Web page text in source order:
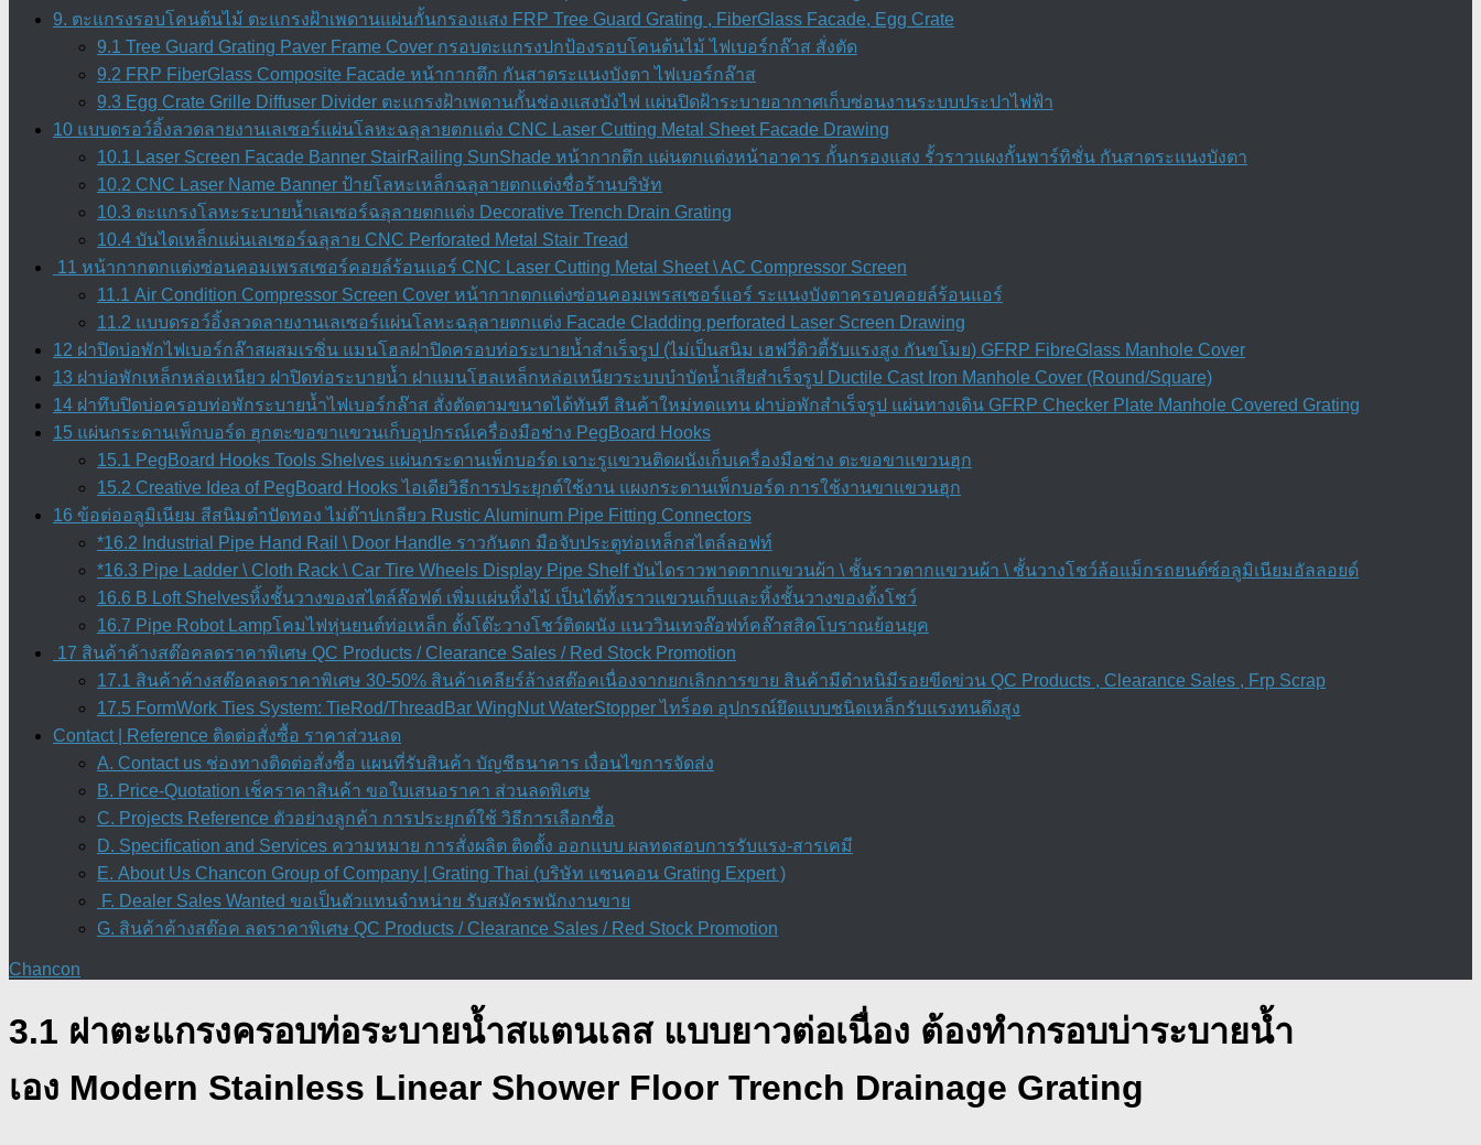
9. ตะแกรงรอบโคนต้นไม้ ตะแกรงฝ้าเพดานแผ่นกั้นกรองแสง FRP Tree Guard Grating , FiberGlass Facade, Egg Crate
9.1 Tree Guard Grating Paver Frame Cover กรอบตะแกรงปกป้องรอบโคนต้นไม้ ไฟเบอร์กล๊าส สั่งตัด
9.2 FRP FiberGlass Composite Facade หน้ากากตึก กันสาดระแนงบังตา ไฟเบอร์กล๊าส
9.3 Egg Crate Grille Diffuser Divider ตะแกรงฝ้าเพดานกั้นช่องแสงบังไฟ แผ่นปิดฝ้าระบายอากาศเก็บซ่อนงานระบบประปาไฟฟ้า
10 แบบดรอว์อิ้งลวดลายงานเลเซอร์แผ่นโลหะฉลุลายตกแต่ง CNC Laser Cutting Metal Sheet Facade Drawing
10.1 Laser Screen Facade Banner StairRailing SunShade หน้ากากตึก แผ่นตกแต่งหน้าอาคาร กั้นกรองแสง รั้วราวแผงกั้นพาร์ทิชั่น กันสาดระแนงบังตา
10.2 CNC Laser Name Banner ป้ายโลหะเหล็กฉลุลายตกแต่งชื่อร้านบริษัท
10.3 ตะแกรงโลหะระบายน้ำเลเซอร์ฉลุลายตกแต่ง Decorative Trench Drain Grating
10.4 บันไดเหล็กแผ่นเลเซอร์ฉลุลาย CNC Perforated Metal Stair Tread
11 หน้ากากตกแต่งซ่อนคอมเพรสเซอร์คอยล์ร้อนแอร์ CNC Laser Cutting Metal Sheet \ AC Compressor Screen
11.1 Air Condition Compressor Screen Cover หน้ากากตกแต่งซ่อนคอมเพรสเซอร์แอร์ ระแนงบังตาครอบคอยล์ร้อนแอร์
11.2 แบบดรอว์อิ้งลวดลายงานเลเซอร์แผ่นโลหะฉลุลายตกแต่ง Facade Cladding perforated Laser Screen Drawing
12 ฝาปิดบ่อพักไฟเบอร์กล๊าสผสมเรซิ่น แมนโฮลฝาปิดครอบท่อระบายน้ำสำเร็จรูป (ไม่เป็นสนิม เฮฟวี่ดิวตี้รับแรงสูง กันขโมย) GFRP FibreGlass Manhole Cover
13 ฝาบ่อพักเหล็กหล่อเหนียว ฝาปิดท่อระบายน้ำ ฝาแมนโฮลเหล็กหล่อเหนียวระบบบำบัดน้ำเสียสำเร็จรูป Ductile Cast Iron Manhole Cover (Round/Square)
14 ฝาทึบปิดบ่อครอบท่อพักระบายน้ำไฟเบอร์กล๊าส สั่งตัดตามขนาดได้ทันที สินค้าใหม่ทดแทน ฝาบ่อพักสําเร็จรูป แผ่นทางเดิน GFRP Checker Plate Manhole Covered Grating
15 แผ่นกระดานเพ็กบอร์ด ฮุกตะขอขาแขวนเก็บอุปกรณ์เครื่องมือช่าง PegBoard Hooks
15.1 PegBoard Hooks Tools Shelves แผ่นกระดานเพ็กบอร์ด เจาะรูแขวนติดผนังเก็บเครื่องมือช่าง ตะขอขาแขวนฮุก
15.2 Creative Idea of PegBoard Hooks ไอเดียวิธีการประยุกต์ใช้งาน แผงกระดานเพ็กบอร์ด การใช้งานขาแขวนฮุก
16 ข้อต่ออลูมิเนียม สีสนิมดำปัดทอง ไม่ต๊าปเกลียว Rustic Aluminum Pipe Fitting Connectors
*16.2 Industrial Pipe Hand Rail \ Door Handle ราวกันตก มือจับประตูท่อเหล็กสไตล์ลอฟท์
*16.3 Pipe Ladder \ Cloth Rack \ Car Tire Wheels Display Pipe Shelf บันไดราวพาดตากแขวนผ้า \ ชั้นราวตากแขวนผ้า \ ชั้นวางโชว์ล้อแม็กรถยนต์ซ์อลูมิเนียมอัลลอยด์
16.6 B Loft Shelvesหิ้งชั้นวางของสไตล์ล๊อฟต์ เพิ่มแผ่นหิ้งไม้ เป็นได้ทั้งราวแขวนเก็บและหิ้งชั้นวางของตั้งโชว์
16.7 Pipe Robot Lampโคมไฟหุ่นยนต์ท่อเหล็ก ตั้งโต๊ะวางโชว์ติดผนัง แนววินเทจล๊อฟท์คล๊าสสิคโบราณย้อนยุค
17 สินค้าค้างสต๊อคลดราคาพิเศษ QC Products / Clearance Sales / Red Stock Promotion
17.1 สินค้าค้างสต๊อคลดราคาพิเศษ 30-50% สินค้าเคลียร์ล้างสต๊อคเนื่องจากยกเลิกการขาย สินค้ามีตำหนิมีรอยขีดข่วน QC Products , Clearance Sales , Frp Scrap
17.5 FormWork Ties System: TieRod/ThreadBar WingNut WaterStopper ไทร็อด อุปกรณ์ยึดแบบชนิดเหล็กรับแรงทนดึงสูง
Contact | Reference ติดต่อสั่งซื้อ ราคาส่วนลด
A. Contact us ช่องทางติดต่อสั่งซื้อ แผนที่รับสินค้า บัญชีธนาคาร เงื่อนไขการจัดส่ง
B. Price-Quotation เช็คราคาสินค้า ขอใบเสนอราคา ส่วนลดพิเศษ
C. Projects Reference ตัวอย่างลูกค้า การประยุกต์ใช้ วิธีการเลือกซื้อ
D. Specification and Services ความหมาย การสั่งผลิต ติดตั้ง ออกแบบ ผลทดสอบการรับแรง-สารเคมี
E. About Us Chancon Group of Company | Grating Thai (บริษัท แชนคอน Grating Expert )
F. Dealer Sales Wanted ขอเป็นตัวแทนจำหน่าย รับสมัครพนักงานขาย
G. สินค้าค้างสต๊อค ลดราคาพิเศษ QC Products / Clearance Sales / Red Stock Promotion
Chancon
3.1 ฝาตะแกรงครอบท่อระบายน้ำสแตนเลส แบบยาวต่อเนื่อง ต้องทำกรอบบ่าระบายน้ำ
เอง Modern Stainless Linear Shower Floor Trench Drainage Grating